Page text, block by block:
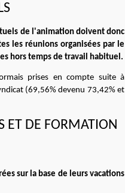
de l'animation doivent donc
les réunions organisées par le
hors temps de travail habituel.
prises en compte suite à
(69,56% devenu 73,42% et
ET DE FORMATION
sur la base de leurs vacations